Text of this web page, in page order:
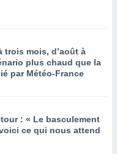
trois mois, d’août à
plus chaud que la
par Météo-France
: « Le basculement
ce qui nous attend